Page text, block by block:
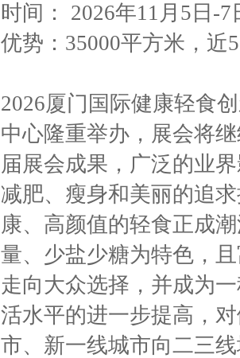
时间： 2026年11月5日-7
优势：35000平方米，近
2026厦门国际健康轻食
中心隆重举办，展会将
届展会成果，广泛的业
减肥、瘦身和美丽的追
康、高颜值的轻食正成
量、少盐少糖为特色，
走向大众选择，并成为
活水平的进一步提高，
市、新一线城市向二三